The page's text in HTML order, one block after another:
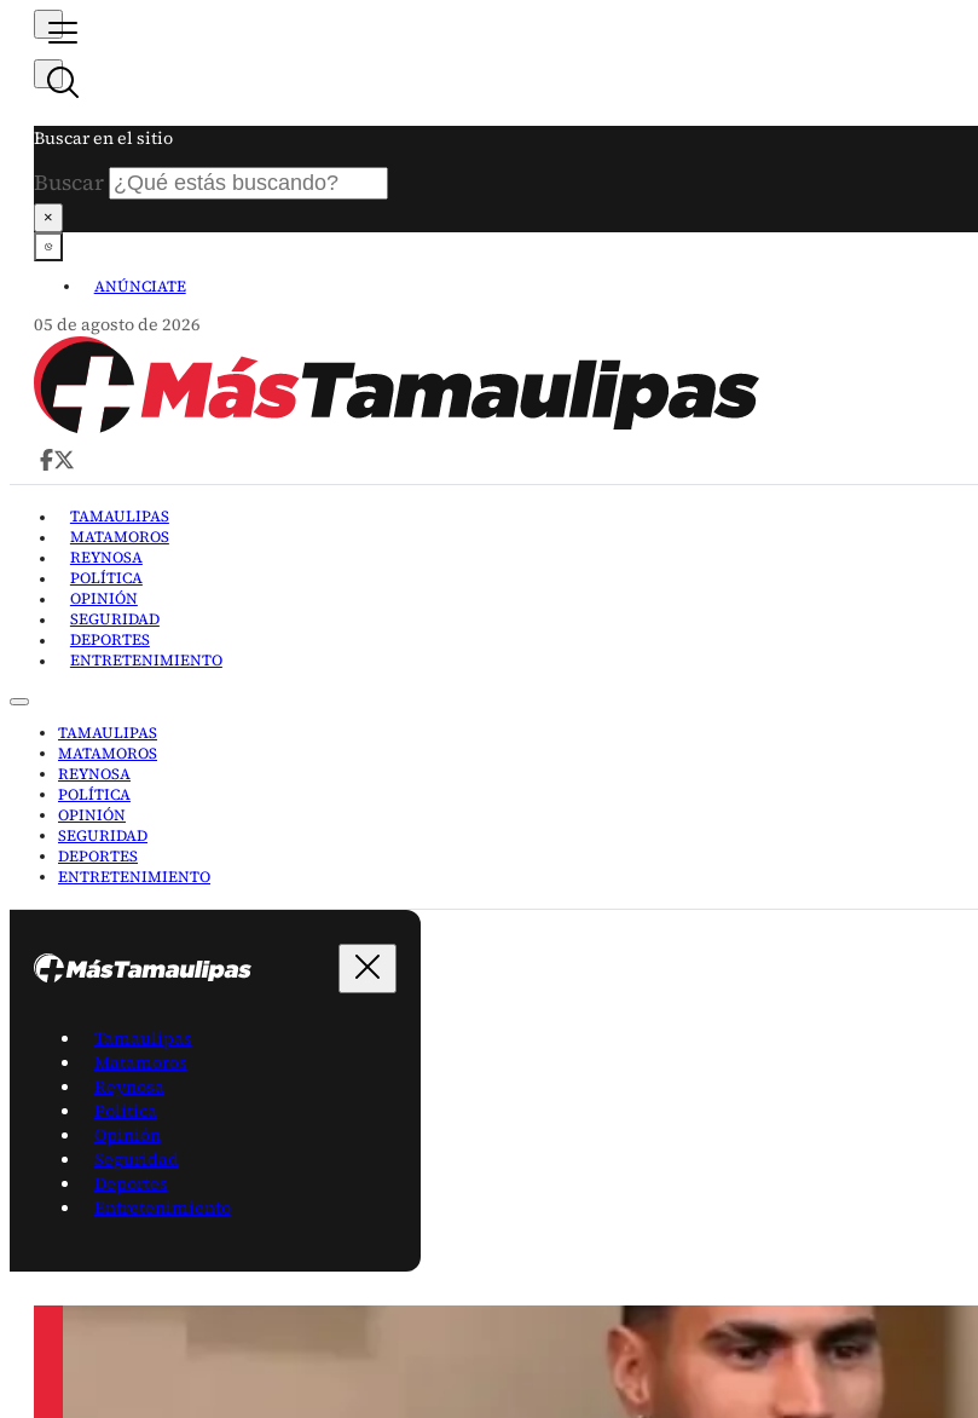
Buscar en el sitio
Buscar
×
ANÚNCIATE
05 de agosto de 2026
TAMAULIPAS
MATAMOROS
REYNOSA
POLÍTICA
OPINIÓN
SEGURIDAD
DEPORTES
ENTRETENIMIENTO
TAMAULIPAS
MATAMOROS
REYNOSA
POLÍTICA
OPINIÓN
SEGURIDAD
DEPORTES
ENTRETENIMIENTO
Tamaulipas
Matamoros
Reynosa
Política
Opinión
Seguridad
Deportes
Entretenimiento